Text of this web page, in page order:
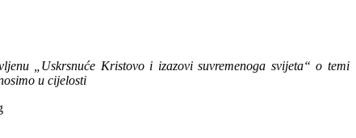
„Uskrsnuće Kristovo i izazovi suvremenoga svijeta“ o temi
u cijelosti